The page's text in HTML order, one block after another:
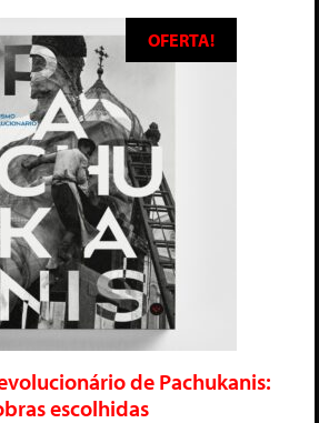
OFERTA!
de Pachukanis:
escolhidas